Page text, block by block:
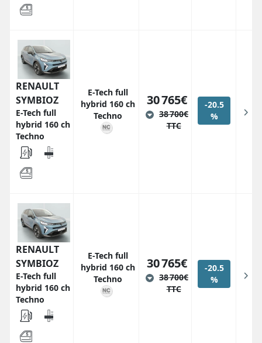
RENAULT
SYMBIOZ
E-Tech full
hybrid 160 ch
Techno
E-Tech full
hybrid 160 ch
Techno
30 765€
38 700€
TTC
-20.5
%
RENAULT
SYMBIOZ
E-Tech full
hybrid 160 ch
Techno
E-Tech full
hybrid 160 ch
Techno
30 765€
38 700€
TTC
-20.5
%